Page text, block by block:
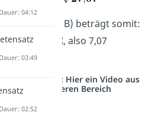
Abstand d(A, B) beträgt somit:
, also 7,07
vernetzt: Hier ein Video aus
einem anderen Bereich
04:12
03:49
02:52